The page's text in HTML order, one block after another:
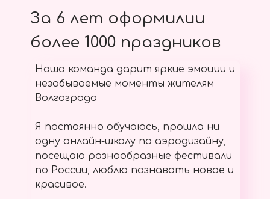
За 6 лет оформилии
более 1000 праздников
Наша команда дарит яркие эмоции и
незабываемые моменты жителям
Волгограда
Я постоянно обучаюсь, прошла ни
одну онлайн-школу по аэродизайну,
посещаю разнообразные фестивали
по России, люблю познавать новое и
красивое.